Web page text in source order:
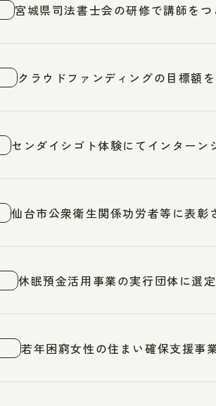
宮城県司法書士会の研修で講師をつ
クラウドファンディングの目標額
センダイシゴト体験にてインターン
仙台市公衆衛生関係功労者等に表彰
休眠預金活用事業の実行団体に選
若年困窮女性の住まい確保支援事